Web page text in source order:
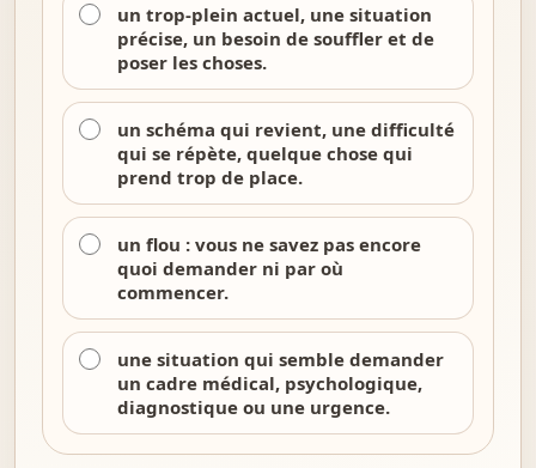
un trop-plein actuel, une situation
précise, un besoin de souffler et de
poser les choses.
un schéma qui revient, une difficulté
qui se répète, quelque chose qui
prend trop de place.
un flou : vous ne savez pas encore
quoi demander ni par où
commencer.
une situation qui semble demander
un cadre médical, psychologique,
diagnostique ou une urgence.